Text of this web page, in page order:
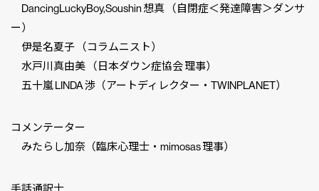
DancingLuckyBoy,Soushin 想真 （自閉症＜発達障害＞ダンサ
ー）
伊是名夏子 （コラムニスト）
水戸川真由美 （日本ダウン症協会 理事）
五十嵐 LINDA 渉（アートディレクター・TWINPLANET）
コメンテーター
みたらし加奈（臨床心理士・mimosas 理事）